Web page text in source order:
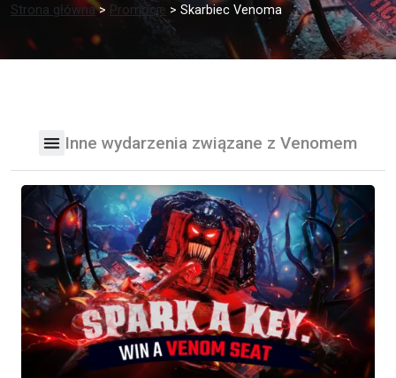
Strona główna> Promocje > Skarbiec Venoma
Inne wydarzenia związane z Venomem